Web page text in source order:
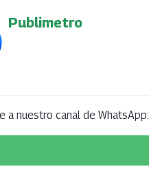
Publimetro
a nuestro canal de WhatsApp: